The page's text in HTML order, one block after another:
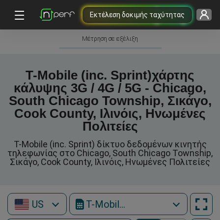
Εκτέλεση δοκιμής ταχύτητας
Μέτρηση σε εξέλιξη
T-Mobile (inc. Sprint)χάρτης
κάλυψης 3G / 4G / 5G - Chicago,
South Chicago Township, Σικάγο,
Cook County, Ιλινόις, Ηνωμένες
Πολιτείες
T-Mobile (inc. Sprint) δίκτυο δεδομένων κινητής
τηλεφωνίας στο Chicago, South Chicago Township,
Σικάγο, Cook County, Ιλινόις, Ηνωμένες Πολιτείες
US T-Mobile (inc. Sprint)